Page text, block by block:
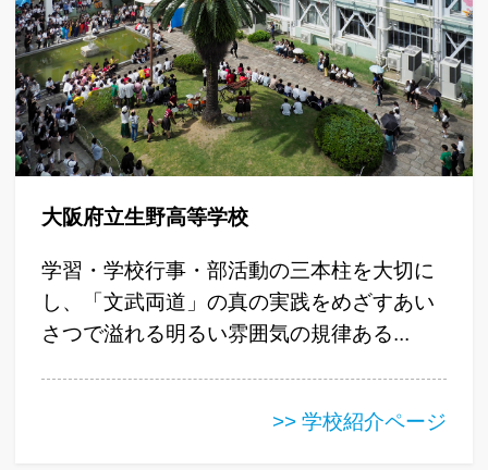
大阪府立生野高等学校
学習・学校行事・部活動の三本柱を大切に
し、「文武両道」の真の実践をめざすあい
さつで溢れる明るい雰囲気の規律ある...
>> 学校紹介ページ